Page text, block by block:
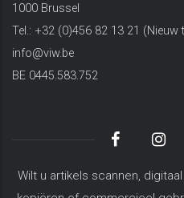
1000 Brussel
Tel.: +32 (0)456 82 13 21
info@viw.be
BE 0445.583.752
Wilt u artikels scannen,